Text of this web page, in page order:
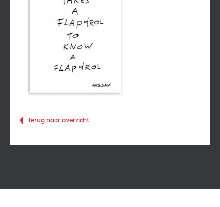
Terug naar overzicht